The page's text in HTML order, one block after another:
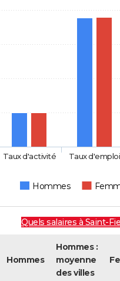
Hommes
Taux d'activité Taux d'emploi
Quels salaires à Saint-
Hommes
Hommes :
moyenne
des villes